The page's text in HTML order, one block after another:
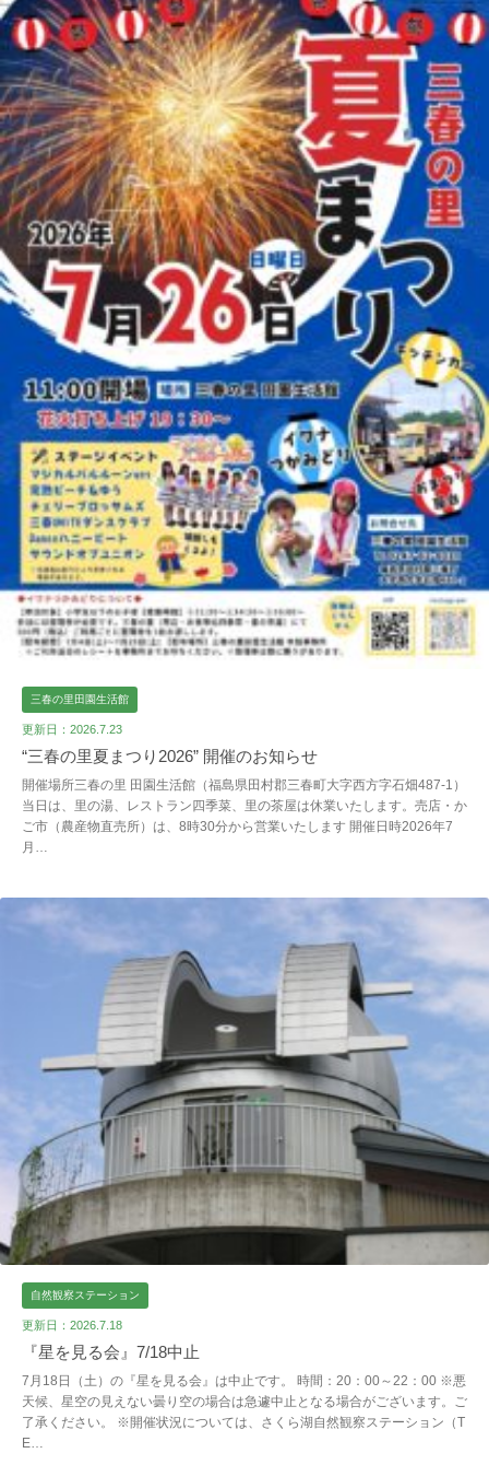
三春の里田園生活館
更新日：2026.7.23
“三春の里夏まつり2026” 開催のお知らせ
開催場所三春の里 田園生活館（福島県田村郡三春町大字西方字石畑487-1）
当日は、里の湯、レストラン四季菜、里の茶屋は休業いたします。売店・か
ご市（農産物直売所）は、8時30分から営業いたします 開催日時2026年7
月…
自然観察ステーション
更新日：2026.7.18
『星を見る会』7/18中止
7月18日（土）の『星を見る会』は中止です。 時間：20：00～22：00 ※悪
天候、星空の見えない曇り空の場合は急遽中止となる場合がございます。ご
了承ください。 ※開催状況については、さくら湖自然観察ステーション（T
E…